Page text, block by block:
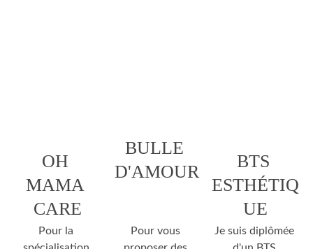
OH
MAMA
CARE
Pour la
BULLE
D'AMOUR
Pour vous
Je suis diplômée
BTS
ESTHÉTIQ
UE